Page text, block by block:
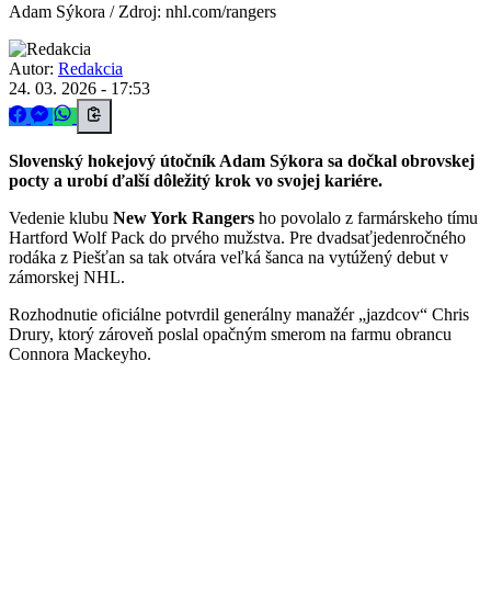
Adam Sýkora / Zdroj: nhl.com/rangers
Autor: Redakcia
24. 03. 2026 - 17:53
Slovenský hokejový útočník Adam Sýkora sa dočkal obrovskej
pocty a urobí ďalší dôležitý krok vo svojej kariére.
Vedenie klubu New York Rangers ho povolalo z farmárskeho tímu
Hartford Wolf Pack do prvého mužstva. Pre dvadsaťjedenročného
rodáka z Piešťan sa tak otvára veľká šanca na vytúžený debut v
zámorskej NHL.
Rozhodnutie oficiálne potvrdil generálny manažér „jazdcov“ Chris
Drury, ktorý zároveň poslal opačným smerom na farmu obrancu
Connora Mackeyho.